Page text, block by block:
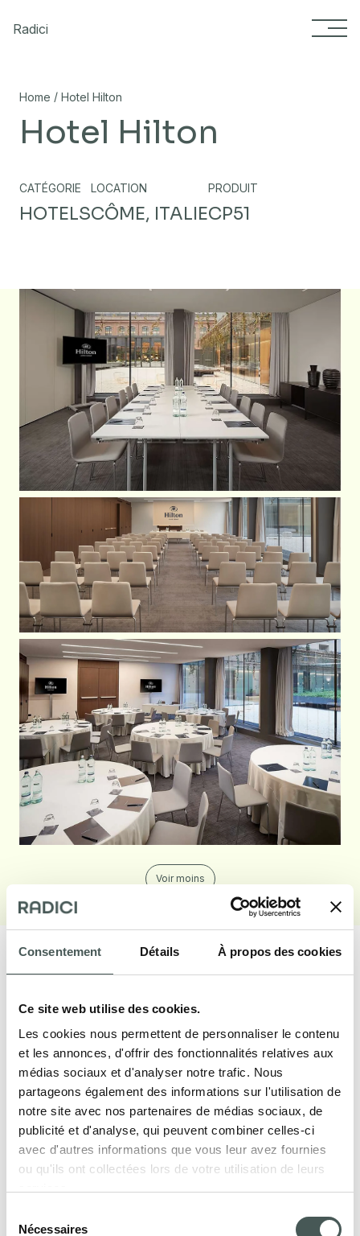
Consentement Détails À propos des cookies
Ce site web utilise des cookies.
Les cookies nous permettent de personnaliser le contenu
et les annonces, d'offrir des fonctionnalités relatives aux
médias sociaux et d'analyser notre trafic. Nous
partageons également des informations sur l'utilisation de
notre site avec nos partenaires de médias sociaux, de
publicité et d'analyse, qui peuvent combiner celles-ci
avec d'autres informations que vous leur avez fournies
ou qu'ils ont collectées lors de votre utilisation de leurs
Nécessaires
Radici
Home / Hotel Hilton
Hotel Hilton
CATÉGORIE
HOTELS
LOCATION
CÔME, ITALIE
PRODUIT
CP51
Voir moins
Nos produits
Découvrez nos revêtements de sol textiles
pour le secteur Contract et Résidentiel, et
meublez vos intérieurs avec style et
élégance.